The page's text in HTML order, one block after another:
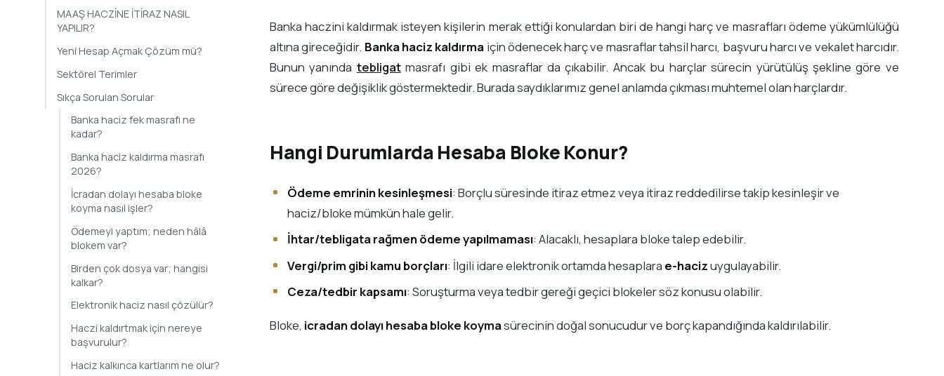
MAAŞ HACZİNE İTİRAZ NASIL
YAPILIR?
Yeni Hesap Açmak Çözüm mü?
Sektörel Terimler
Sıkça Sorulan Sorular
Banka haciz fek masrafı ne
kadar?
Banka haciz kaldırma masrafı
2026?
İcradan dolayı hesaba bloke
koyma nasıl işler?
Ödemeyi yaptım; neden hâlâ
blokem var?
Birden çok dosya var; hangisi
kalkar?
Elektronik haciz nasıl çözülür?
Haczi kaldırtmak için nereye
başvurulur?
Haciz kalkınca kartlarım ne olur?
Banka haczini kaldırmak isteyen kişilerin merak ettiği konulardan biri de hangi harç ve masrafları ödeme yükümlülüğü
altına gireceğidir. Banka haciz kaldırma için ödenecek harç ve masraflar tahsil harcı, başvuru harcı ve vekalet harcıdır.
Bunun yanında tebligatmasrafı gibi ek masraflar da çıkabilir. Ancak bu harçlar sürecin yürütülüş şekline göre ve
sürece göre değişiklik göstermektedir. Burada saydıklarımız genel anlamda çıkması muhtemel olan harçlardır.
Hangi Durumlarda Hesaba Bloke Konur?
Ödeme emrinin kesinleşmesi: Borçlu süresinde itiraz etmez veya itiraz reddedilirse takip kesinleşir ve
haciz/bloke mümkün hale gelir.
İhtar/tebligata rağmen ödeme yapılmaması: Alacaklı, hesaplara bloke talep edebilir.
Vergi/prim gibi kamu borçları: İlgili idare elektronik ortamda hesaplara e-hacizuygulayabilir.
Ceza/tedbir kapsamı: Soruşturma veya tedbir gereği geçici blokeler söz konusu olabilir.
Bloke, icradan dolayı hesaba bloke koymasürecinin doğal sonucudur ve borç kapandığında kaldırılabilir.